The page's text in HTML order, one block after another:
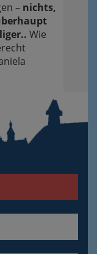
– nichts,
Wie